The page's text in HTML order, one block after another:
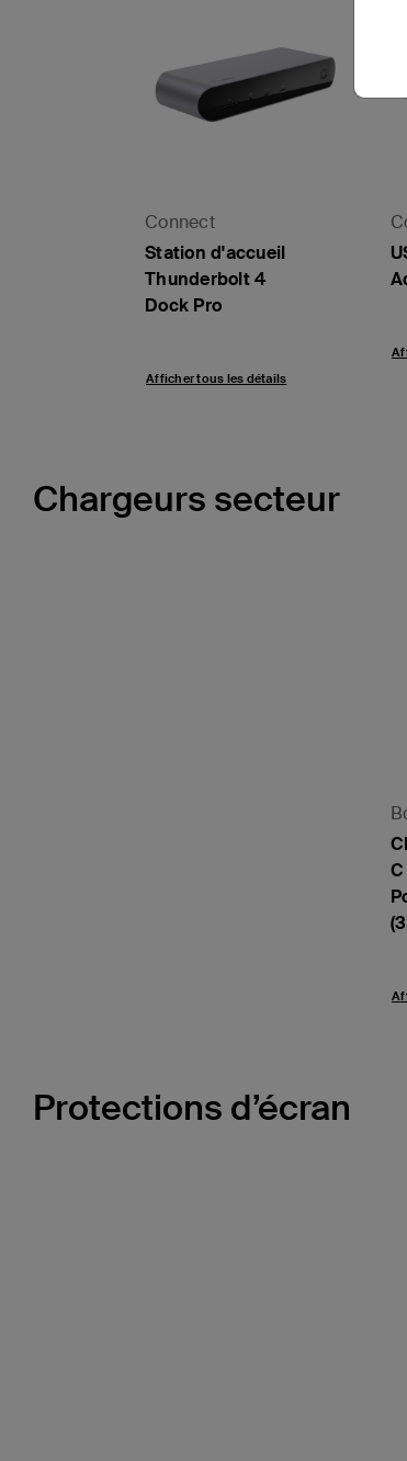
Connect
Station d'accueil
Thunderbolt 4
Dock Pro
Afficher tous les détails
Chargeurs secteur
C
Protections d’écran